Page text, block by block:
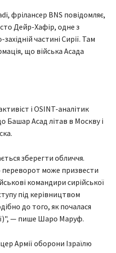
фрілансер BNS повідомляє,
Дейр-Хафір, одне з
частині Сирії. Там
що війська Асада
і OSINT-аналітик
Асад літав в Москву і
зберегти обличчя.
може призвести
командири сирійської
під керівництвом
до того, як почалася
— пише Шаро Маруф.
Армії оборони Ізраїлю